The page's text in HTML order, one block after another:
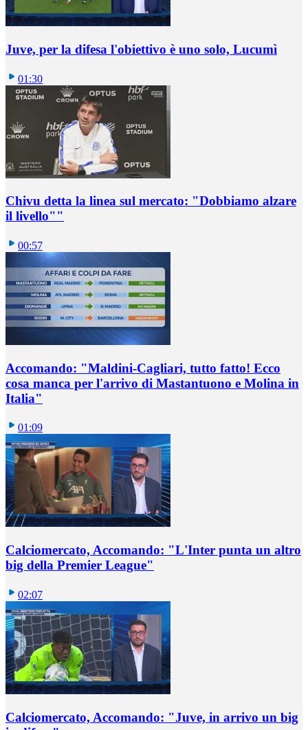
Juve, per la difesa l'obiettivo è uno solo, Lucumì
01:30
Chivu detta la linea sul mercato: "Dobbiamo alzare
il livello""
00:57
Accomando: "Maldini-Cagliari, tutto fatto! Ecco
cosa manca per l'arrivo di Mastantuono e Molina in
Italia"
01:09
Calciomercato, Accomando: "L'Inter punta un altro
big della Premier League"
02:07
Calciomercato, Accomando: "Juve, in arrivo un big